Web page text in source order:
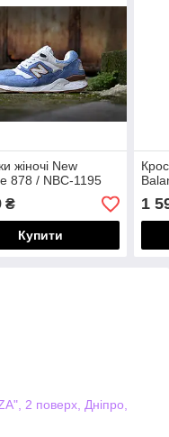
жіночі New
878 / NBC-1195
₴
Купити
1
2 поверх, Дніпро,